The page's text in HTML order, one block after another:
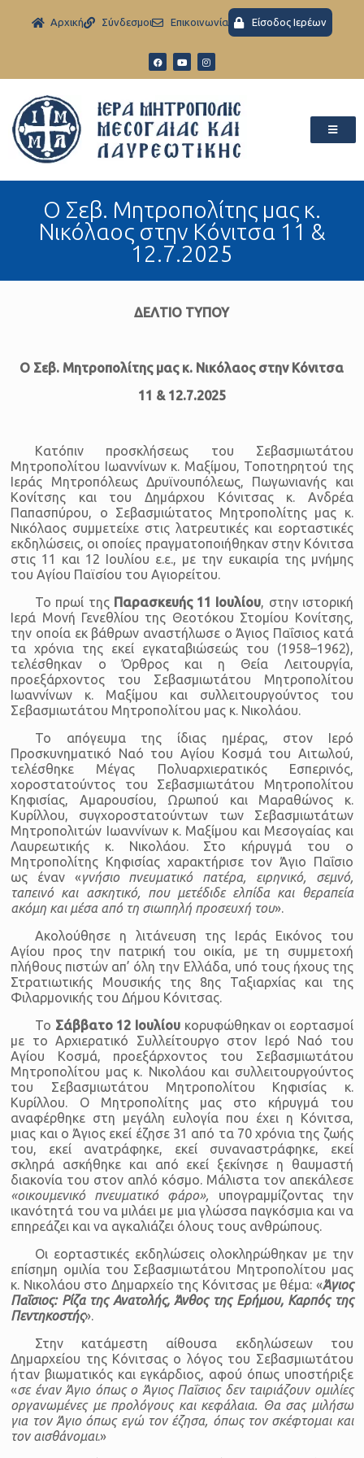
Aρχική Σύνδεσμοι Eπικοινωνία Είσοδος Ιερέων
Ο Σεβ. Μητροπολίτης μας κ.
Νικόλαος στην Κόνιτσα 11 &
12.7.2025
ΔΕΛΤΙΟ ΤΥΠΟΥ
Ο Σεβ. Μητροπολίτης μας κ. Νικόλαος στην Κόνιτσα
11 & 12.7.2025
Κατόπιν προσκλήσεως του Σεβασμιωτάτου
Μητροπολίτου Ιωαννίνων κ. Μαξίμου, Τοποτηρητού της
Ιεράς Μητροπόλεως Δρυϊνουπόλεως, Πωγωνιανής και
Κονίτσης και του Δημάρχου Κόνιτσας κ. Ανδρέα
Παπασπύρου, ο Σεβασμιώτατος Μητροπολίτης μας κ.
Νικόλαος συμμετείχε στις λατρευτικές και εορταστικές
εκδηλώσεις, οι οποίες πραγματοποιήθηκαν στην Κόνιτσα
στις 11 και 12 Ιουλίου ε.ε., με την ευκαιρία της μνήμης
του Αγίου Παϊσίου του Αγιορείτου.
Το πρωί της Παρασκευής 11 Ιουλίου, στην ιστορική
Ιερά Μονή Γενεθλίου της Θεοτόκου Στομίου Κονίτσης,
την οποία εκ βάθρων αναστήλωσε ο Άγιος Παΐσιος κατά
τα χρόνια της εκεί εγκαταβιώσεώς του (1958–1962),
τελέσθηκαν ο Όρθρος και η Θεία Λειτουργία,
προεξάρχοντος του Σεβασμιωτάτου Μητροπολίτου
Ιωαννίνων κ. Μαξίμου και συλλειτουργούντος του
Σεβασμιωτάτου Μητροπολίτου μας κ. Νικολάου.
Το απόγευμα της ίδιας ημέρας, στον Ιερό
Προσκυνηματικό Ναό του Αγίου Κοσμά του Αιτωλού,
τελέσθηκε Μέγας Πολυαρχιερατικός Εσπερινός,
χοροστατούντος του Σεβασμιωτάτου Μητροπολίτου
Κηφισίας, Αμαρουσίου, Ωρωπού και Μαραθώνος κ.
Κυρίλλου, συγχοροστατούντων των Σεβασμιωτάτων
Μητροπολιτών Ιωαννίνων κ. Μαξίμου και Μεσογαίας και
Λαυρεωτικής κ. Νικολάου. Στο κήρυγμά του ο
Μητροπολίτης Κηφισίας χαρακτήρισε τον Άγιο Παΐσιο
ως έναν «γνήσιο πνευματικό πατέρα, ειρηνικό, σεμνό,
ταπεινό και ασκητικό, που μετέδιδε ελπίδα και θεραπεία
ακόμη και μέσα από τη σιωπηλή προσευχή του».
Ακολούθησε η λιτάνευση της Ιεράς Εικόνος του
Αγίου προς την πατρική του οικία, με τη συμμετοχή
πλήθους πιστών απ’ όλη την Ελλάδα, υπό τους ήχους της
Στρατιωτικής Μουσικής της 8ης Ταξιαρχίας και της
Φιλαρμονικής του Δήμου Κόνιτσας.
Το Σάββατο 12 Ιουλίου κορυφώθηκαν οι εορτασμοί
με το Αρχιερατικό Συλλείτουργο στον Ιερό Ναό του
Αγίου Κοσμά, προεξάρχοντος του Σεβασμιωτάτου
Μητροπολίτου μας κ. Νικολάου και συλλειτουργούντος
του Σεβασμιωτάτου Μητροπολίτου Κηφισίας κ.
Κυρίλλου. Ο Μητροπολίτης μας στο κήρυγμά του
αναφέρθηκε στη μεγάλη ευλογία που έχει η Κόνιτσα,
μιας και ο Άγιος εκεί έζησε 31 από τα 70 χρόνια της ζωής
του, εκεί ανατράφηκε, εκεί συναναστράφηκε, εκεί
σκληρά ασκήθηκε και από εκεί ξεκίνησε η θαυμαστή
διακονία του στον απλό κόσμο. Μάλιστα τον απεκάλεσε
«οικουμενικό πνευματικό φάρο», υπογραμμίζοντας την
ικανότητά του να μιλάει με μια γλώσσα παγκόσμια και να
επηρεάζει και να αγκαλιάζει όλους τους ανθρώπους.
Οι εορταστικές εκδηλώσεις ολοκληρώθηκαν με την
επίσημη ομιλία του Σεβασμιωτάτου Μητροπολίτου μας
κ. Νικολάου στο Δημαρχείο της Κόνιτσας με θέμα: «Άγιος
Παΐσιος: Ρίζα της Ανατολής, Άνθος της Ερήμου, Καρπός της
Πεντηκοστής».
Στην κατάμεστη αίθουσα εκδηλώσεων του
Δημαρχείου της Κόνιτσας ο λόγος του Σεβασμιωτάτου
ήταν βιωματικός και εγκάρδιος, αφού όπως υποστήριξε
«σε έναν Άγιο όπως ο Άγιος Παΐσιος δεν ταιριάζουν ομιλίες
οργανωμένες με προλόγους και κεφάλαια. Θα σας μιλήσω
για τον Άγιο όπως εγώ τον έζησα, όπως τον σκέφτομαι και
τον αισθάνομαι.»